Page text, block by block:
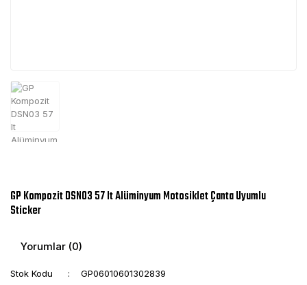
GP Kompozit DSN03 57 lt Alüminyum Motosiklet Çanta Uyumlu
Sticker
Yorumlar (0)
Stok Kodu
GP06010601302839